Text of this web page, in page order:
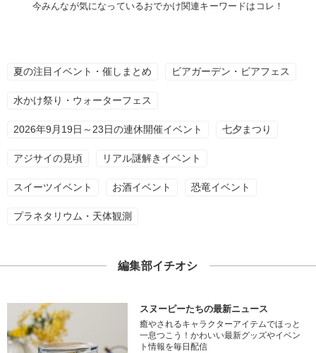
今みんなが気になっているおでかけ関連キーワードはコレ！
夏の注目イベント・催しまとめ ビアガーデン・ビアフェス
水かけ祭り・ウォーターフェス
2026年9月19日～23日の連休開催イベント 七夕まつり
アジサイの見頃 リアル謎解きイベント
スイーツイベント お酒イベント 恐竜イベント
プラネタリウム・天体観測
編集部イチオシ
スヌーピーたちの最新ニュース
癒やされるキャラクターアイテムでほっと
一息つこう！かわいい最新グッズやイベン
ト情報を毎日配信